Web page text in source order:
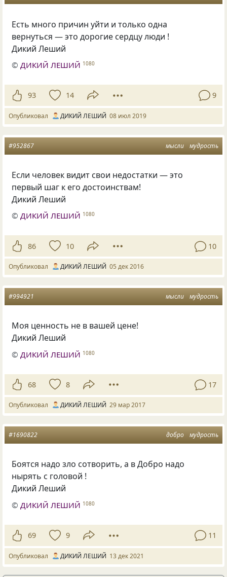
Есть много причин уйти и только одна
вернуться — это дорогие сердцу люди !
Дикий Леший
©ДИКИЙ ЛЕШИЙ 1080
93 14 9
Опубликовал ДИКИЙ ЛЕШИЙ 08 июл 2019
мысли мудрость
#952867
Если человек видит свои недостатки — это
первый шаг к его достоинствам!
Дикий Леший
©ДИКИЙ ЛЕШИЙ 1080
86 10 10
Опубликовал ДИКИЙ ЛЕШИЙ 05 дек 2016
мысли мудрость
#994921
Моя ценность не в вашей цене!
Дикий Леший
© ДИКИЙ ЛЕШИЙ 1080
68 8 17
Опубликовал ДИКИЙ ЛЕШИЙ 29 мар 2017
добро мудрость
#1690822
Боятся надо зло сотворить, а в Добро надо
нырять с головой !
Дикий Леший
© ДИКИЙ ЛЕШИЙ 1080
69 9 11
Опубликовал ДИКИЙ ЛЕШИЙ 13 дек 2021